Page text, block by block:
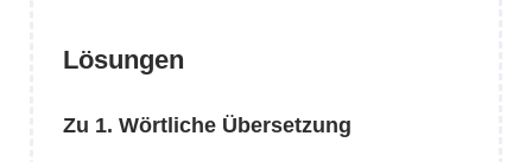
Lösungen
Zu 1. Wörtliche Übersetzung